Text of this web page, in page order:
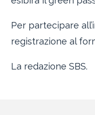
Per partecipare
registrazione al
La redazione SBS.